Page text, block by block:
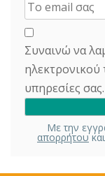
Συναινώ να
ηλεκτρονικού
υπηρεσίες σας.
Με την
απορρήτου